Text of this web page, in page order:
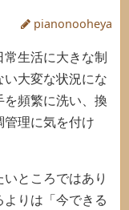
pianonooheya
生活に大きな制
大変な状況にな
頻繁に洗い、換
理に気を付け
ところではあり
りは「今できる